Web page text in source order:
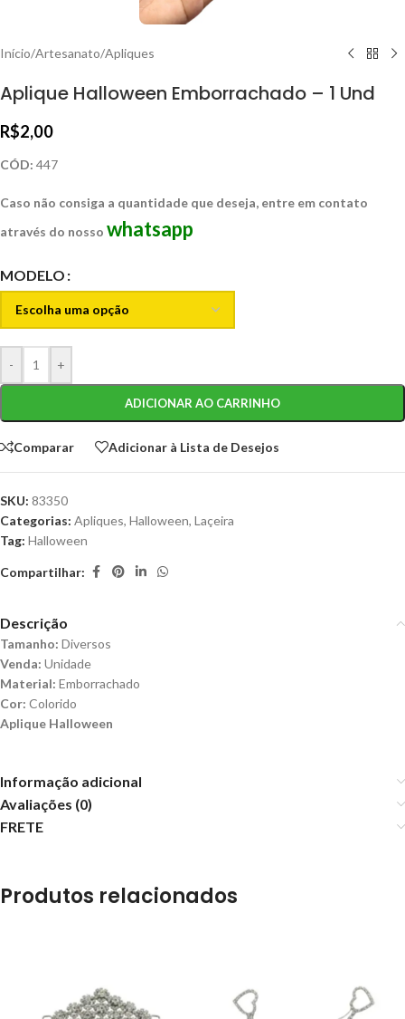
Início/Artesanato/Apliques
Aplique Halloween Emborrachado – 1 Und
R$2,00
CÓD: 447
Caso não consiga a quantidade que deseja, entre em contato
através do nosso whatsapp
MODELO
- +
ADICIONAR AO CARRINHO
Comparar Adicionar à Lista de Desejos
SKU: 83350
Categorias: Apliques, Halloween, Laçeira
Tag: Halloween
Compartilhar:
Descrição
Tamanho: Diversos
Venda: Unidade
Material: Emborrachado
Cor: Colorido
Aplique Halloween
Informação adicional
Avaliações (0)
FRETE
Produtos relacionados